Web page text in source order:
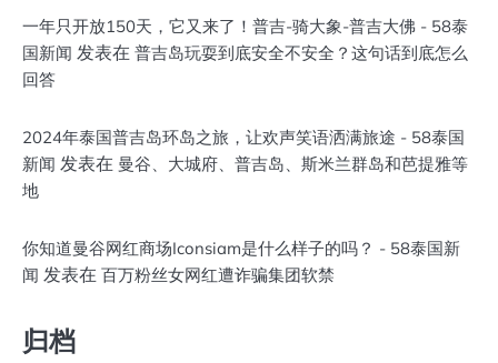
一年只开放150天，它又来了！普吉-骑大象-普吉大佛 - 58泰
国新闻 发表在 普吉岛玩耍到底安全不安全？这句话到底怎么
回答
2024年泰国普吉岛环岛之旅，让欢声笑语洒满旅途 - 58泰国
新闻 发表在 曼谷、大城府、普吉岛、斯米兰群岛和芭提雅等
地
你知道曼谷网红商场Iconsiam是什么样子的吗？ - 58泰国新
闻 发表在 百万粉丝女网红遭诈骗集团软禁
归档